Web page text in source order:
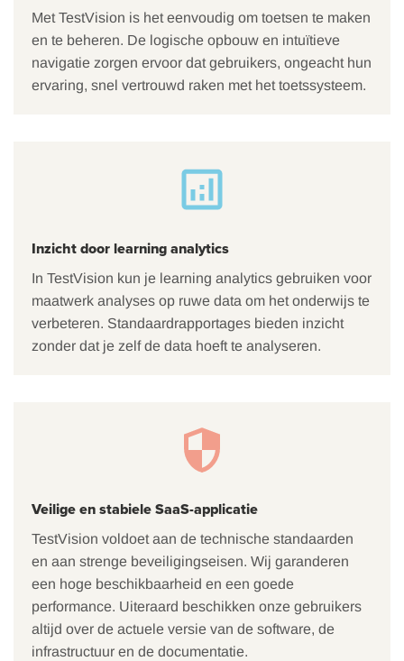
Met TestVision is het eenvoudig om toetsen te maken
en te beheren. De logische opbouw en intuïtieve
navigatie zorgen ervoor dat gebruikers, ongeacht hun
ervaring, snel vertrouwd raken met het toetssysteem.
Inzicht door learning analytics
In TestVision kun je learning analytics gebruiken voor
maatwerk analyses op ruwe data om het onderwijs te
verbeteren. Standaardrapportages bieden inzicht
zonder dat je zelf de data hoeft te analyseren.
Veilige en stabiele SaaS-applicatie
TestVision voldoet aan de technische standaarden
en aan strenge beveiligingseisen. Wij garanderen
een hoge beschikbaarheid en een goede
performance. Uiteraard beschikken onze gebruikers
altijd over de actuele versie van de software, de
infrastructuur en de documentatie.